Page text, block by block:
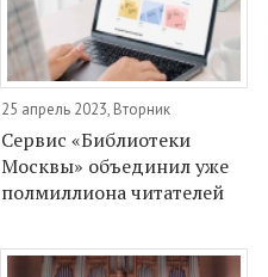
25 апрель 2023, Вторник
Сервис «Библиотеки
Москвы» объединил уже
полмиллиона читателей